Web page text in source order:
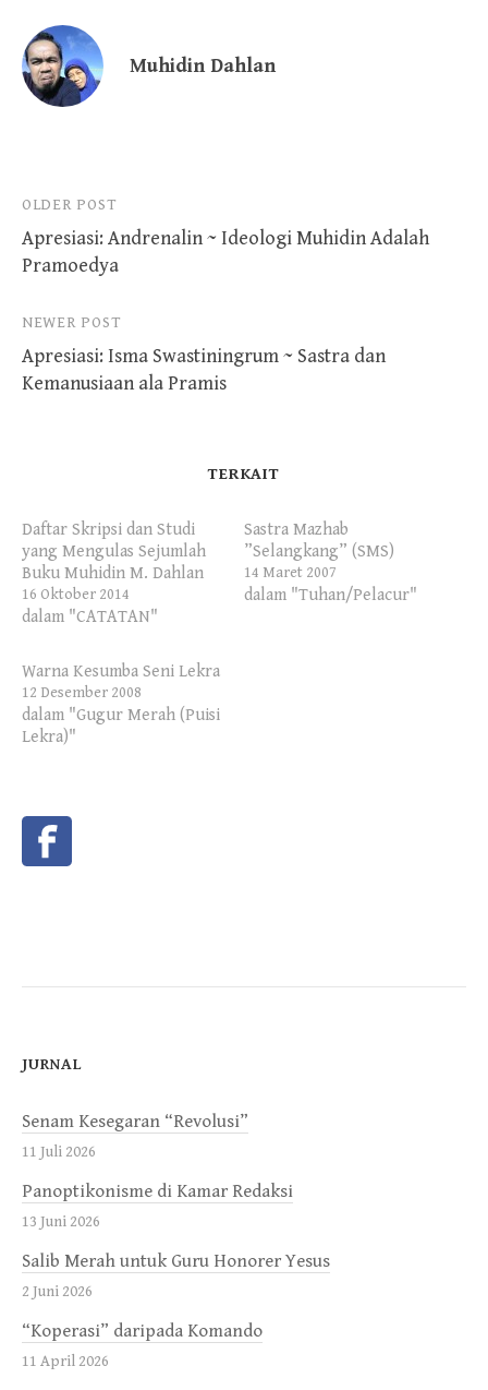
Muhidin Dahlan
Post
navigation
OLDER POST
Apresiasi: Andrenalin ~ Ideologi Muhidin Adalah
Pramoedya
NEWER POST
Apresiasi: Isma Swastiningrum ~ Sastra dan
Kemanusiaan ala Pramis
TERKAIT
Daftar Skripsi dan Studi
yang Mengulas Sejumlah
Buku Muhidin M. Dahlan
16 Oktober 2014
dalam "CATATAN"
Sastra Mazhab
”Selangkang” (SMS)
14 Maret 2007
dalam "Tuhan/Pelacur"
Warna Kesumba Seni Lekra
12 Desember 2008
dalam "Gugur Merah (Puisi
Lekra)"
JURNAL
Senam Kesegaran “Revolusi”
11 Juli 2026
Panoptikonisme di Kamar Redaksi
13 Juni 2026
Salib Merah untuk Guru Honorer Yesus
2 Juni 2026
“Koperasi” daripada Komando
11 April 2026